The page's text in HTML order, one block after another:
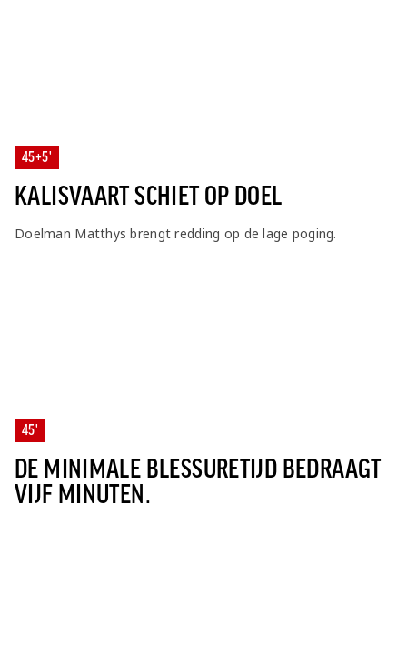
45+5'
KALISVAART SCHIET OP DOEL
Doelman Matthys brengt redding op de lage poging.
45'
DE MINIMALE BLESSURETIJD BEDRAAGT
VIJF MINUTEN.